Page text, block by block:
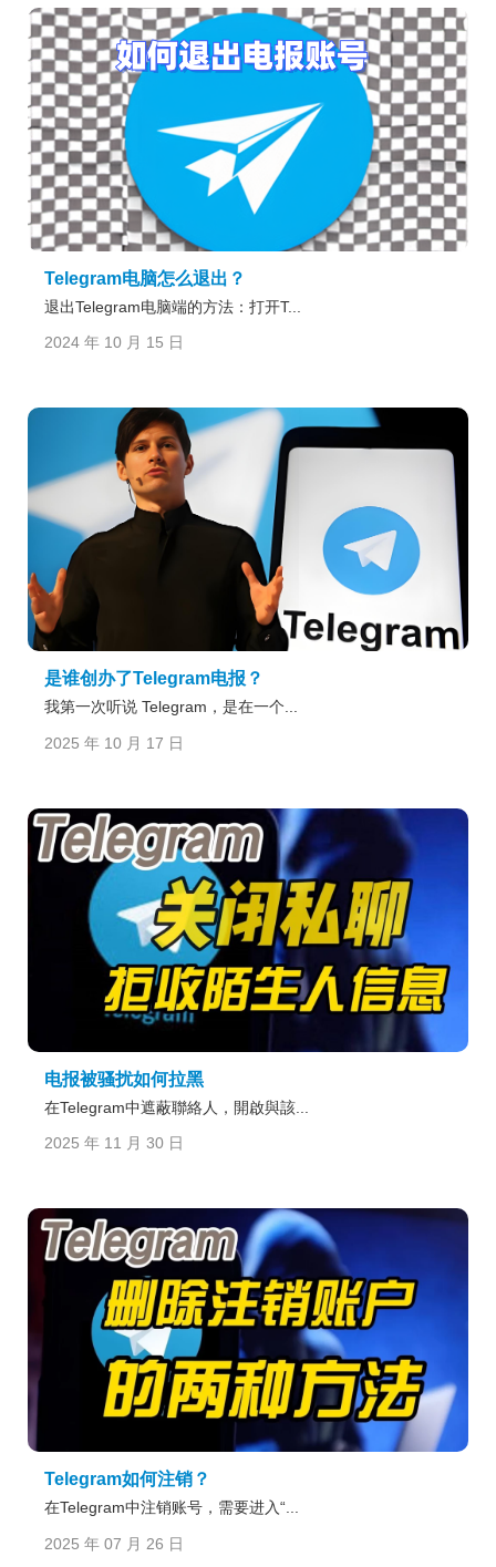
Telegram电脑怎么退出？
退出Telegram电脑端的方法：打开T...
2024 年 10 月 15 日
是谁创办了Telegram电报？
我第一次听说 Telegram，是在一个...
2025 年 10 月 17 日
电报被骚扰如何拉黑
在Telegram中遮蔽聯絡人，開啟與該...
2025 年 11 月 30 日
Telegram如何注销？
在Telegram中注销账号，需要进入“...
2025 年 07 月 26 日